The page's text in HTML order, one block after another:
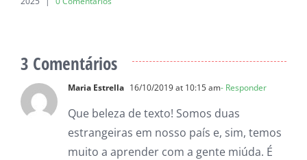
3 Comentários
Maria Estrella 16/10/2019 at 10:15 am- Responder
Que beleza de texto! Somos duas
estrangeiras em nosso país e, sim, temos
muito a aprender com a gente miúda. É